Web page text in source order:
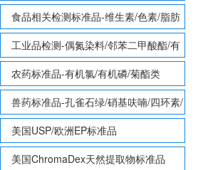
食品相关检测标准品-维生素/色素/脂肪
酸甲酯等
工业品检测-偶氮染料/邻苯二甲酸酯/有
机锡/多溴联苯/多溴联苯醚/多氯联苯
农药标准品-有机氯/有机磷/菊酯类
兽药标准品-孔雀石绿/硝基呋喃/四环素/
磺胺等
美国USP/欧洲EP标准品
美国ChromaDex天然提取物标准品